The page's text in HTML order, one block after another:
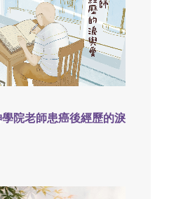
院老師患癌後經歷的淚